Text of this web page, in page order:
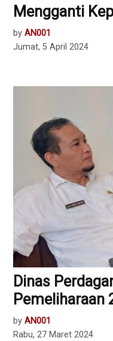
Mengganti
by AN001
Jumat, 5 April 2024
Dinas
Pemeliharaan
by AN001
Rabu, 27 Maret 2024